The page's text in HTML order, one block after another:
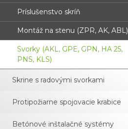
Príslušenstvo skríň
Montáž na stenu (ZPR, AK, ABL)
Svorky (AKL, GPE, GPN, HA 25,
PNS, KLS)
Skrine s radovými svorkami
Protipožiarne spojovacie krabice
Betónové inštalačné systémy